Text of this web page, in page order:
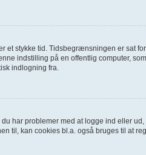
et stykke tid. Tidsbegrænsningen er sat
indstilling på en offentlig computer,
indlogning fra.
har problemer med at logge ind eller
til, kan cookies bl.a. også bruges til at